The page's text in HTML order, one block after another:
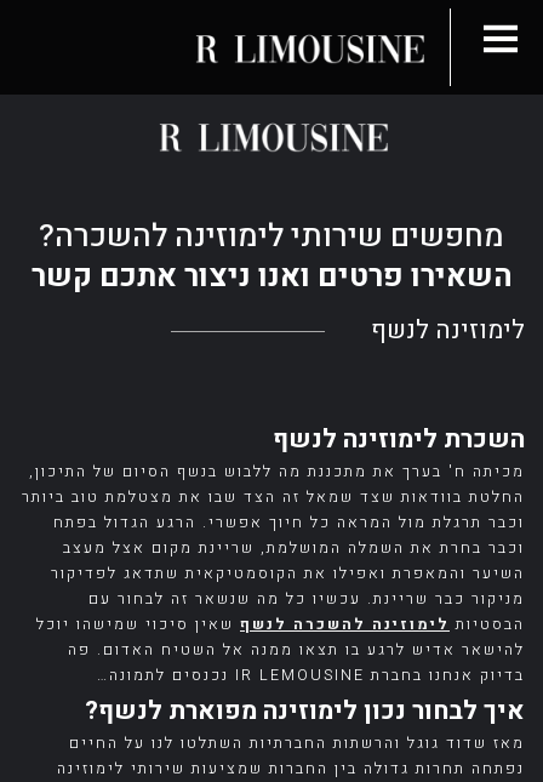
מחפשים שירותי לימוזינה להשכרה?
השאירו פרטים ואנו ניצור אתכם קשר
לימוזינה לנשף
השכרת לימוזינה לנשף
מכיתה ח' בערך את מתכננת מה ללבוש בנשף הסיום של התיכון,
החלטת בוודאות שצד שמאל זה הצד שבו את מצטלמת טוב ביותר
וכבר תרגלת מול המראה כל חיוך אפשרי. הרגע הגדול בפתח
וכבר בחרת את השמלה המושלמת, שריינת מקום אצל מעצב
השיער והמאפרת ואפילו את הקוסמטיקאית שתדאג לפדיקור
מניקור כבר שריינת. עכשיו כל מה שנשאר זה לבחור עם
הבסטיות לימוזינה להשכרה לנשף שאין סיכוי שמישהו יוכל
להישאר אדיש לרגע בו תצאו ממנה אל השטיח האדום. פה
בדיוק אנחנו בחברת IR LEMOUSINE נכנסים לתמונה…
איך לבחור נכון לימוזינה מפוארת לנשף?
מאז שדוד גוגל והרשתות החברתיות השתלטו לנו על החיים
נפתחה תחרות גדולה בין החברות שמציעות שירותי לימוזינה